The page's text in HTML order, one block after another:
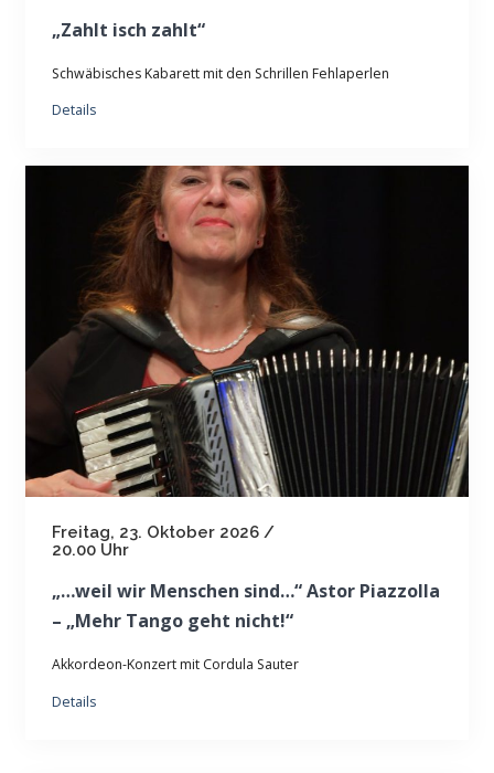
„Zahlt isch zahlt“
Schwäbisches Kabarett mit den Schrillen Fehlaperlen
Details
Freitag, 23. Oktober 2026 /
20.00 Uhr
„…weil wir Menschen sind…“ Astor Piazzolla
– „Mehr Tango geht nicht!“
Akkordeon-Konzert mit Cordula Sauter
Details